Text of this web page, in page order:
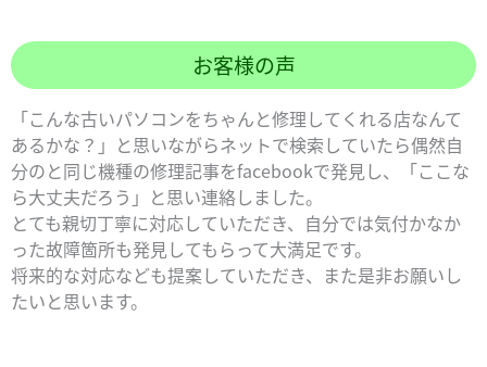
お客様の声
「こんな古いパソコンをちゃんと修理してくれる店なんて
あるかな？」と思いながらネットで検索していたら偶然自
分のと同じ機種の修理記事をfacebookで発見し、「ここな
ら大丈夫だろう」と思い連絡しました。
とても親切丁寧に対応していただき、自分では気付かなか
った故障箇所も発見してもらって大満足です。
将来的な対応なども提案していただき、また是非お願いし
たいと思います。